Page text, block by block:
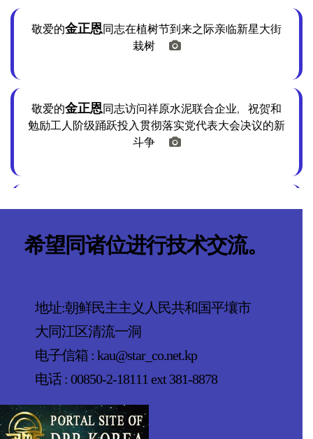
敬爱的金正恩同志在植树节到来之际亲临新星大街
栽树
敬爱的金正恩同志访问祥原水泥联合企业，祝贺和
勉励工人阶级踊跃投入贯彻落实党代表大会决议的新
斗争
金正恩同志在和盛地区第五期建设开工典礼上的讲
朝鲜劳动党第八次代表大会决定的平壤市五万套住宅
建设目标超额完成
希望同诸位进行技术交流。
地址:朝鲜民主主义人民共和国平壤市
大同江区清流一洞
电子信箱 : kau@star_co.net.kp
电话 : 00850-2-18111 ext 381-8878